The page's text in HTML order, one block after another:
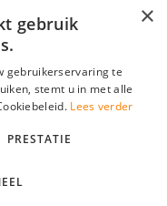
×
gebruik
gebruikerservaring te
stemt u in met alle
Lees verder
PRESTATIE